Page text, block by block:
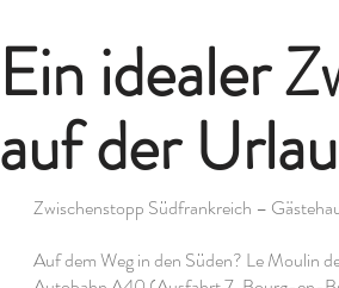
Ein idealer
auf der
Zwischenstopp Südfrankreich –
Auf dem Weg in den Süden? Le Moulin